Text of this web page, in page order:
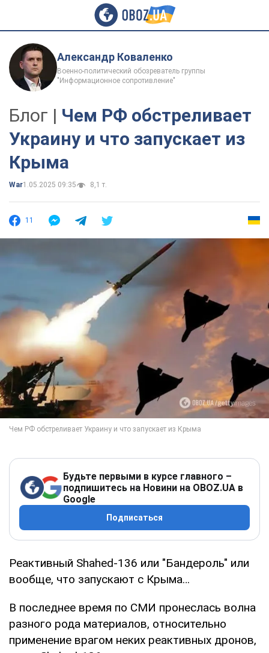
Александр Коваленко
Военно-политический обозреватель группы
"Информационное сопротивление"
Блог | Чем РФ обстреливает
Украину и что запускает из
Крыма
War1.05.2025 09:35 8,1 т.
11
Будьте первыми в курсе главного –
подпишитесь на Новини на OBOZ.UA в
Google
Подписаться
Реактивный Shahed-136 или "Бандероль" или
вообще, что запускают с Крыма…
В последнее время по СМИ пронеслась волна
разного рода материалов, относительно
применение врагом неких реактивных дронов,